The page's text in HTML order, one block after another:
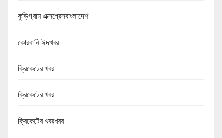
কুড়িগ্রাম এক্সপ্রেসবাংলাদেশ
কোরবানি ঈদখবর
ক্রিকেটের খবর
ক্রিকেটের খবর
ক্রিকেটের খবরখবর